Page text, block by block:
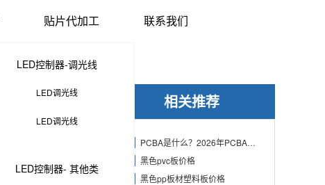
LED控制器-调光线
LED调光线
LED调光线
LED控制器- 其他类
贴片代加工 联系我们
相关推荐
PCBA是什么？2026年PCBA制造与代工指南：专业方案、流程与应用
黑色pvc板价格
黑色pp板材塑料板价格